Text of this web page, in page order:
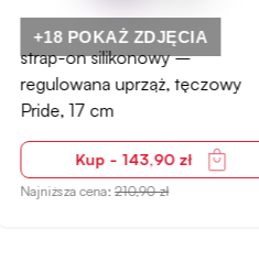
+18 POKAŻ
Teo dildo
żyłkowaniem –
Kup -
Najniższa cena: